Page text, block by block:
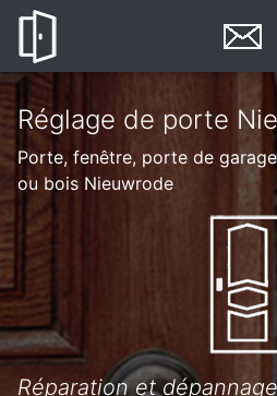
Réglage de porte
Porte, fenêtre, porte de
ou bois Nieuwrode
Réparation et